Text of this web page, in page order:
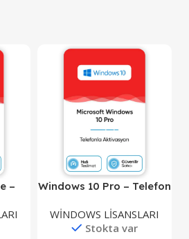
–
Windows 10 Pro – Telefon
WİNDOWS LİSANSLARI
Stokta var